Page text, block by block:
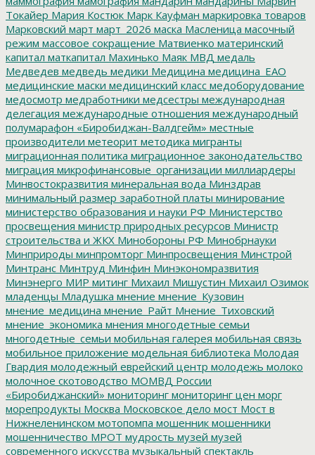
Токайер Мария Костюк Марк Кауфман маркировка товаров
Марковский март март_2026 маска Масленица масочный
режим массовое сокращение Матвиенко материнский
капитал маткапитал Махинько Маяк МВД медаль
Медведев медведь медики Медицина медицина_ЕАО
медицинские маски медицинский класс медоборудование
медосмотр медработники медсестры международная
делегация международные отношения международный
полумарафон «Биробиджан-Валдгейм» местные
производители метеорит методика мигранты
миграционная политика миграционное законодательство
миграция микрофинансовые_организации миллиардеры
Минвостокразвития минеральная вода Минздрав
минимальный размер заработной платы минирование
министерство образования и науки РФ Министерство
просвещения министр природных ресурсов Министр
строительства и ЖКХ Минобороны РФ Минобрнауки
Минприроды минпромторг Минпросвещения Минстрой
Минтранс Минтруд Минфин Минэкономразвития
Минэнерго МИР митинг Михаил Мишустин Михаил Озимок
младенцы Младушка мнение мнение_Кузовин
мнение_медицина мнение_Райт Мнение_Тиховский
мнение_экономика мнения многодетные семьи
многодетные_семьи мобильная галерея мобильная связь
мобильное приложение модельная библиотека Молодая
Гвардия молодежный еврейский центр молодежь молоко
молочное скотоводство МОМВД России
«Биробиджанский» мониторинг мониторинг цен морг
морепродукты Москва Московское дело мост Мост в
Нижнеленинском мотопомпа мошенник мошенники
мошенничество МРОТ мудрость музей музей
современного искусства музыкальный спектакль